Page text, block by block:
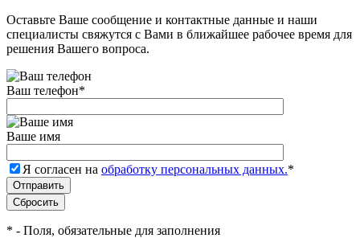
Оставьте Ваше сообщение и контактные данные и наши
специалисты свяжутся с Вами в ближайшее рабочее время для
решения Вашего вопроса.
Ваш телефон*
Ваше имя
Я согласен на обработку персональных данных.*
* - Поля, обязательные для заполнения